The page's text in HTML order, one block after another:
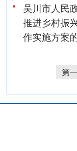
吴川市人民
推进乡村振
作实施方案
第